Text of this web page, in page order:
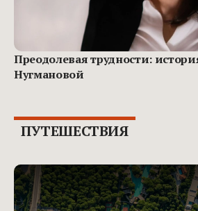
Преодолевая трудности:
Нугмановой
ПУТЕШЕСТВИЯ